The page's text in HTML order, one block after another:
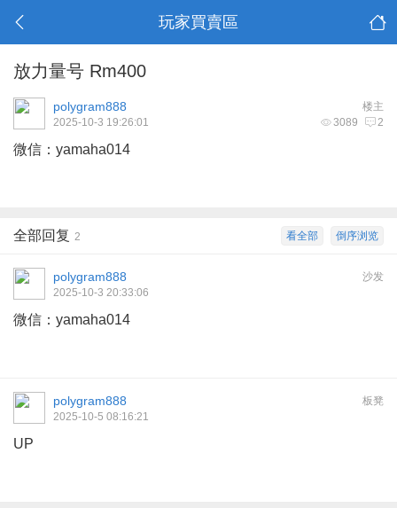
玩家買賣區
放力量号 Rm400
楼主
polygram888
3089 2
2025-10-3 19:26:01
微信：yamaha014
倒序浏览
看全部
全部回复 2
沙发
polygram888
2025-10-3 20:33:06
微信：yamaha014
板凳
polygram888
2025-10-5 08:16:21
UP